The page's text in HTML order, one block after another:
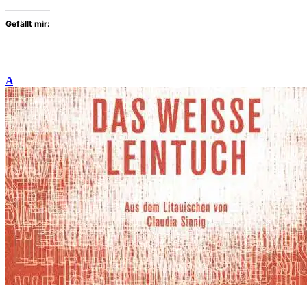
Gefällt mir:
A